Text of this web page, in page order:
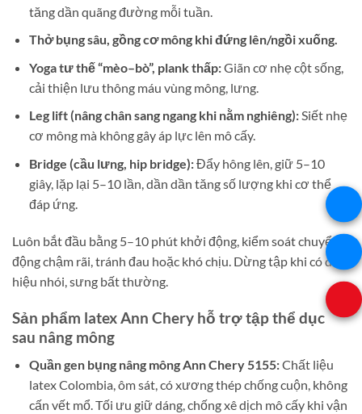
tăng dần quãng đường mỗi tuần.
Thở bụng sâu, gồng cơ mông khi đứng lên/ngồi xuống.
Yoga tư thế “mèo–bò”, plank thấp:Giãn cơ nhẹ cột sống,
cải thiện lưu thông máu vùng mông, lưng.
Leg lift (nâng chân sang ngang khi nằm nghiêng):Siết nhẹ
cơ mông mà không gây áp lực lên mô cấy.
Bridge (cầu lưng, hip bridge):Đẩy hông lên, giữ 5–10
giây, lặp lại 5–10 lần, dần dần tăng số lượng khi cơ thể
đáp ứng.
Luôn bắt đầu bằng 5–10 phút khởi động, kiểm soát chuyển
động chậm rãi, tránh đau hoặc khó chịu. Dừng tập khi có dấu
hiệu nhói, sưng bất thường.
Sản phẩm latex Ann Chery hỗ trợ tập thể dục
sau nâng mông
Quần gen bụng nâng mông Ann Chery 5155:Chất liệu
latex Colombia, ôm sát, có xương thép chống cuộn, không
cấn vết mổ. Tối ưu giữ dáng, chống xê dịch mô cấy khi vận